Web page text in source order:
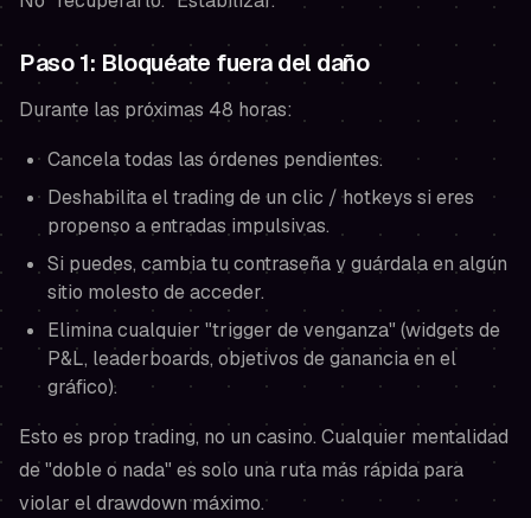
Paso 1: Bloquéate fuera del daño
Durante las próximas 48 horas:
Cancela todas las órdenes pendientes.
Deshabilita el trading de un clic / hotkeys si eres
propenso a entradas impulsivas.
Si puedes, cambia tu contraseña y guárdala en algún
sitio molesto de acceder.
Elimina cualquier "trigger de venganza" (widgets de
P&L, leaderboards, objetivos de ganancia en el
gráfico).
Esto es prop trading, no un casino. Cualquier mentalidad
de "doble o nada" es solo una ruta más rápida para
violar el drawdown máximo.